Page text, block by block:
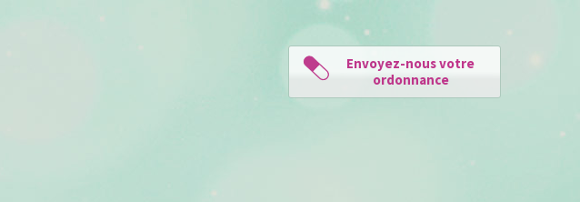
Envoyez-nous votre
ordonnance